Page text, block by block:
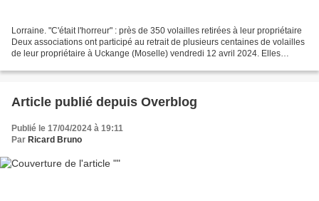
Lorraine. "C'était l'horreur" : près de 350 volailles retirées à leur propriétaire
Deux associations ont participé au retrait de plusieurs centaines de volailles
de leur propriétaire à Uckange (Moselle) vendredi 12 avril 2024. Elles
Article publié depuis Overblog
Publié le 17/04/2024 à 19:11
Par Ricard Bruno